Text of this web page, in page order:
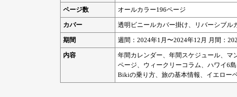
ページ数 オールカラー196ページ
カバー 透明ビニールカバー掛け、リバーシブル
期間 週間：2024年1月〜2024年12月 月間：
内容
年間カレンダー、年間スケジュール、マ
ページ、ウィークリーコラム、ハワイ6
Bikiの乗り方、旅の基本情報、イエロ